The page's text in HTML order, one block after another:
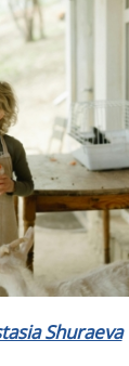
Shuraeva